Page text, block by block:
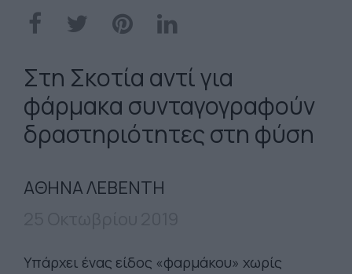
Στη Σκοτία αντί για
φάρμακα συνταγογραφούν
δραστηριότητες στη φύση
ΑΘΗΝΑ ΛΕΒΕΝΤΗ
Υπάρχει ένας είδος «φαρμάκου» χωρίς